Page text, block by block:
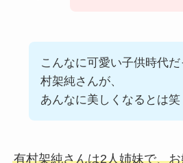
こんなに可愛い子供時代
村架純さんが、
あんなに美しくなるとは笑
有村架純さんは2人姉妹で、